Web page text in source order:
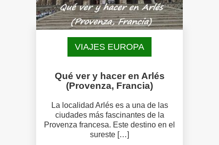
VIAJES EUROPA
Qué ver y hacer en Arlés
(Provenza, Francia)
La localidad Arlés es a una de las
ciudades más fascinantes de la
Provenza francesa. Este destino en el
sureste […]